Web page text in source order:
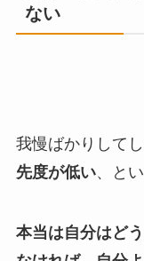
ない
我慢ばかりして
先度が低い、と
本当は自分はど